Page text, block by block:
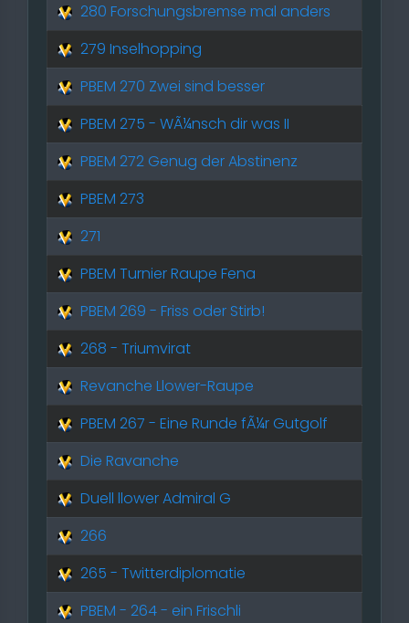
280 Forschungsbremse mal anders
279 Inselhopping
PBEM 270 Zwei sind besser
PBEM 275 - WÃ¼nsch dir was II
PBEM 272 Genug der Abstinenz
PBEM 273
271
PBEM Turnier Raupe Fena
PBEM 269 - Friss oder Stirb!
268 - Triumvirat
Revanche Llower-Raupe
PBEM 267 - Eine Runde fÃ¼r Gutgolf
Die Ravanche
Duell llower Admiral G
266
265 - Twitterdiplomatie
PBEM - 264 - ein Frischli